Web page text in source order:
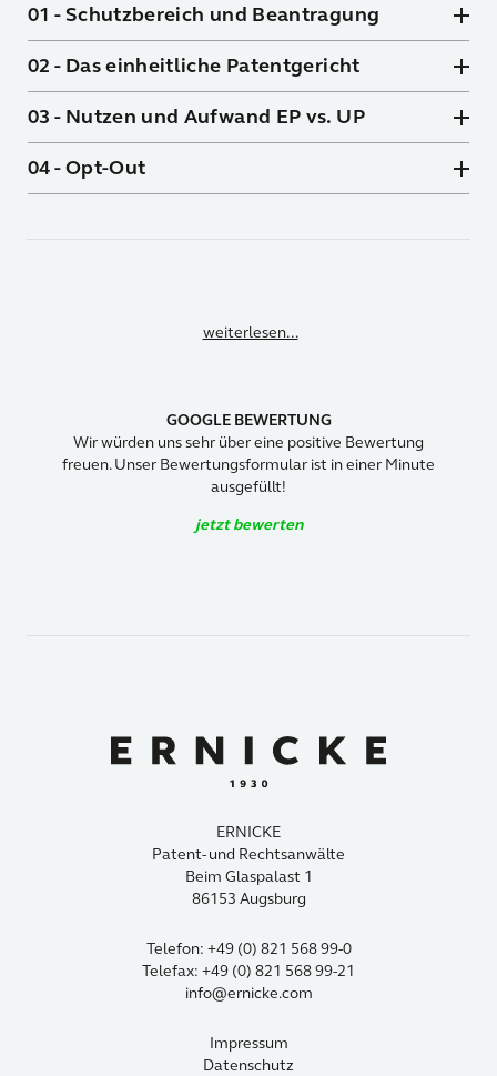
01 - Schutzbereich und Beantragung
02 - Das einheitliche Patentgericht
03 - Nutzen und Aufwand EP vs. UP
04 - Opt-Out
weiterlesen...
GOOGLE BEWERTUNG
Wir würden uns sehr über eine positive Bewertung
freuen. Unser Bewertungsformular ist in einer Minute
ausgefüllt!
jetzt bewerten
ERNICKE
Patent- und Rechtsanwälte
Beim Glaspalast 1
86153 Augsburg
Telefon: +49 (0) 821 568 99-0
Telefax: +49 (0) 821 568 99-21
info@ernicke.com
Impressum
Datenschutz